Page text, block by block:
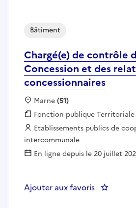
Chargé(e) de contrôle
Concession et des
concessionnaires
Bâtiment
Localisation :
Marne(51)
Fonction publique :
Fonction publique Territoriale
Employeur :
Etablissements publics de
intercommunale
En ligne depuis le 20 juillet
Ajouter aux favoris :